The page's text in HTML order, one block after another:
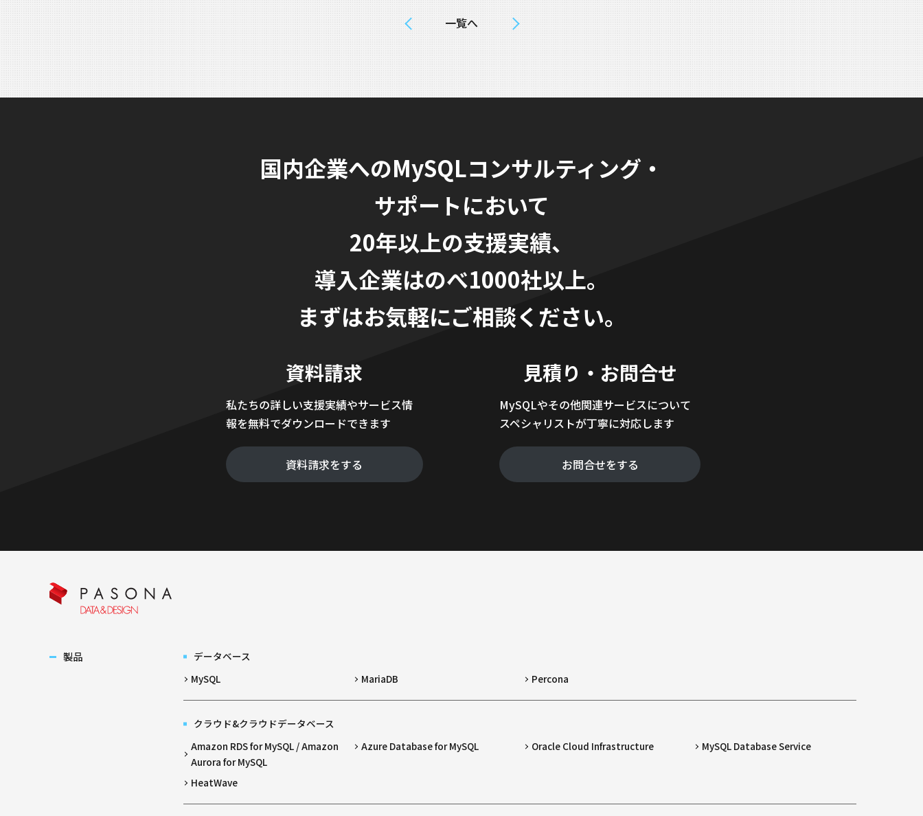
一覧へ
国内企業へのMySQLコンサルティング・
サポートにおいて
20年以上の支援実績、
導入企業はのべ1000社以上。
まずはお気軽にご相談ください。
資料請求
私たちの詳しい支援実績やサービス情
報を無料でダウンロードできます
資料請求をする
見積り・お問合せ
MySQLやその他関連サービスについて
スペシャリストが丁寧に対応します
お問合せをする
製品
データベース
MySQL
MariaDB Percona
クラウド&クラウドデータベース
Amazon RDS for MySQL / Amazon
Aurora for MySQL
Azure Database for MySQL Oracle Cloud Infrastructure MySQL Database Service
HeatWave